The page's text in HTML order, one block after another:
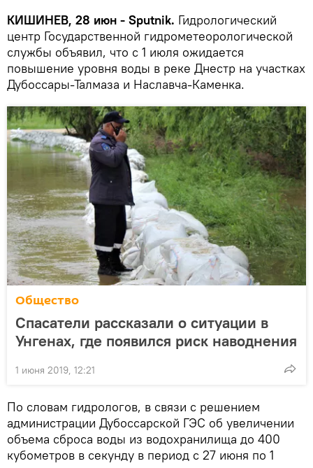
КИШИНЕВ, 28 июн - Sputnik. Гидрологический
центр Государственной гидрометеорологической
службы объявил, что с 1 июля ожидается
повышение уровня воды в реке Днестр на участках
Дубоссары-Талмаза и Наславча-Каменка.
Общество
Спасатели рассказали о ситуации в
Унгенах, где появился риск наводнения
1 июня 2019, 12:21
По словам гидрологов, в связи с решением
администрации Дубоссарской ГЭС об увеличении
объема сброса воды из водохранилища до 400
кубометров в секунду в период с 27 июня по 1